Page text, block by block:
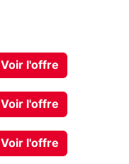
Voir l'offre
Voir l'offre
Voir l'offre